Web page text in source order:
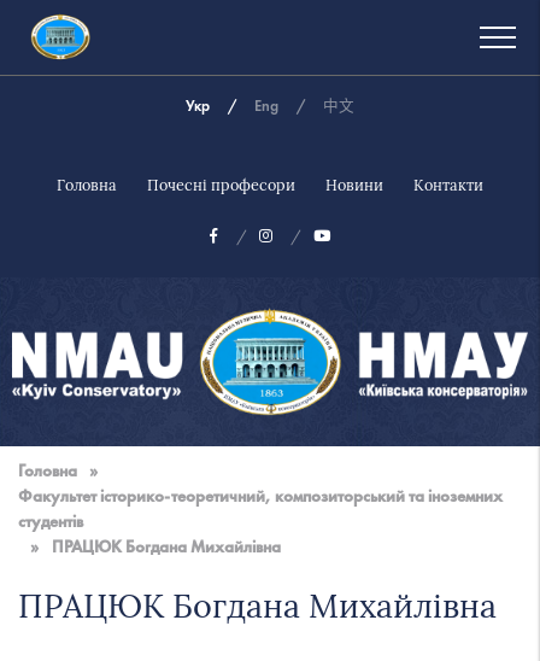
Укр Eng 中文
Головна Почесні професори Новини Контакти
музична
академія
України
Головна
»
Факультет історико-теоретичний, композиторський та іноземних
студентів
»
ПРАЦЮК Богдана Михайлівна
ПРАЦЮК Богдана Михайлівна